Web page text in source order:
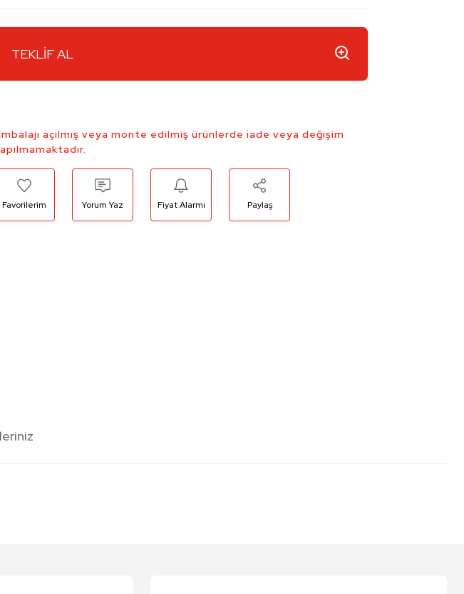
TEKLİF AL
açılmış veya monte edilmiş ürünlerde iade veya değişim
Yorum Yaz Fiyat Alarmı Paylaş